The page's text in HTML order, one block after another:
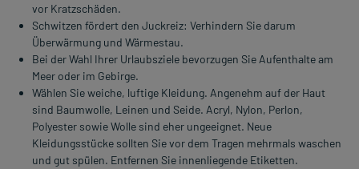
vor Kratzschäden.
Schwitzen fördert den Juckreiz: Verhindern Sie darum
Überwärmung und Wärmestau.
Bei der Wahl Ihrer Urlaubsziele bevorzugen Sie Aufenthalte am
Meer oder im Gebirge.
Wählen Sie weiche, luftige Kleidung. Angenehm auf der Haut
sind Baumwolle, Leinen und Seide. Acryl, Nylon, Perlon,
Polyester sowie Wolle sind eher ungeeignet. Neue
Kleidungsstücke sollten Sie vor dem Tragen mehrmals waschen
und gut spülen. Entfernen Sie innenliegende Etiketten.